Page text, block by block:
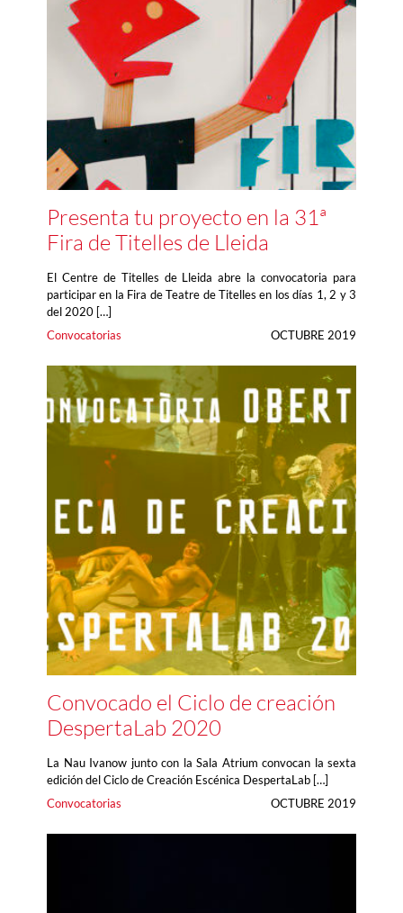
Presenta tu proyecto en la 31ª
Fira de Titelles de Lleida
El Centre de Titelles de Lleida abre la convocatoria para
participar en la Fira de Teatre de Titelles en los días 1, 2 y 3
del 2020 […]
Convocatorias
OCTUBRE 2019
Convocado el Ciclo de creación
DespertaLab 2020
La Nau Ivanow junto con la Sala Atrium convocan la sexta
edición del Ciclo de Creación Escénica DespertaLab […]
Convocatorias
OCTUBRE 2019